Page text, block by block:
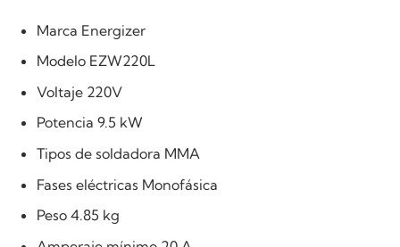
Marca Energizer
Modelo EZW220L
Voltaje 220V
Potencia 9.5 kW
Tipos de soldadora MMA
Fases eléctricas Monofásica
Peso 4.85 kg